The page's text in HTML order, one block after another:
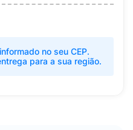
no seu CEP.
para a sua região.